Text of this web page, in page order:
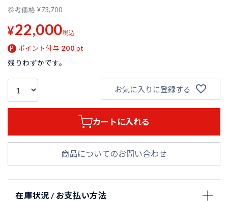
参考価格 ¥73,700
¥22,000税込
ポイント付与 200 pt
残りわずかです。
お気に入りに登録する
カートに入れる
商品についてのお問い合わせ
在庫状況 / お支払い方法